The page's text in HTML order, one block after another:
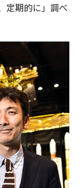
定期的に」調べ